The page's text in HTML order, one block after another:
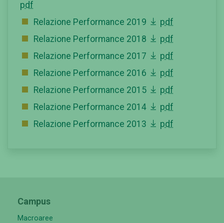
pdf
Relazione Performance 2019
pdf
Relazione Performance 2018
pdf
Relazione Performance 2017
pdf
Relazione Performance 2016
pdf
Relazione Performance 2015
pdf
Relazione Performance 2014
pdf
Relazione Performance 2013
pdf
Campus
Macroaree